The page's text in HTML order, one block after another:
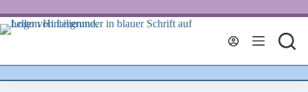
Inhalt
springen